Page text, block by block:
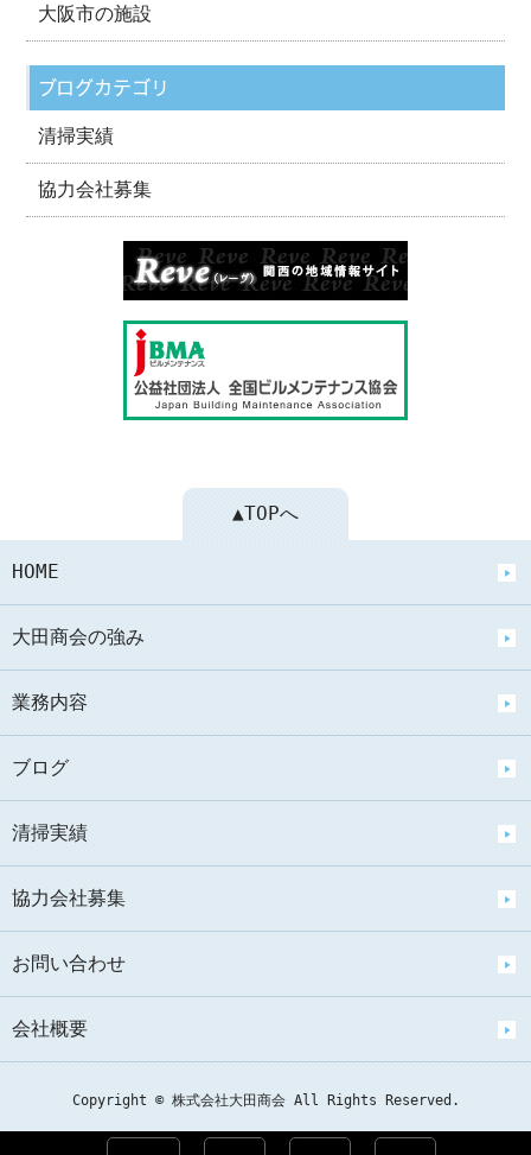
大阪市の施設
ブログカテゴリ
清掃実績
協力会社募集
▲TOPへ
HOME
大田商会の強み
業務内容
ブログ
清掃実績
協力会社募集
お問い合わせ
会社概要
Copyright © 株式会社大田商会 All Rights Reserved.